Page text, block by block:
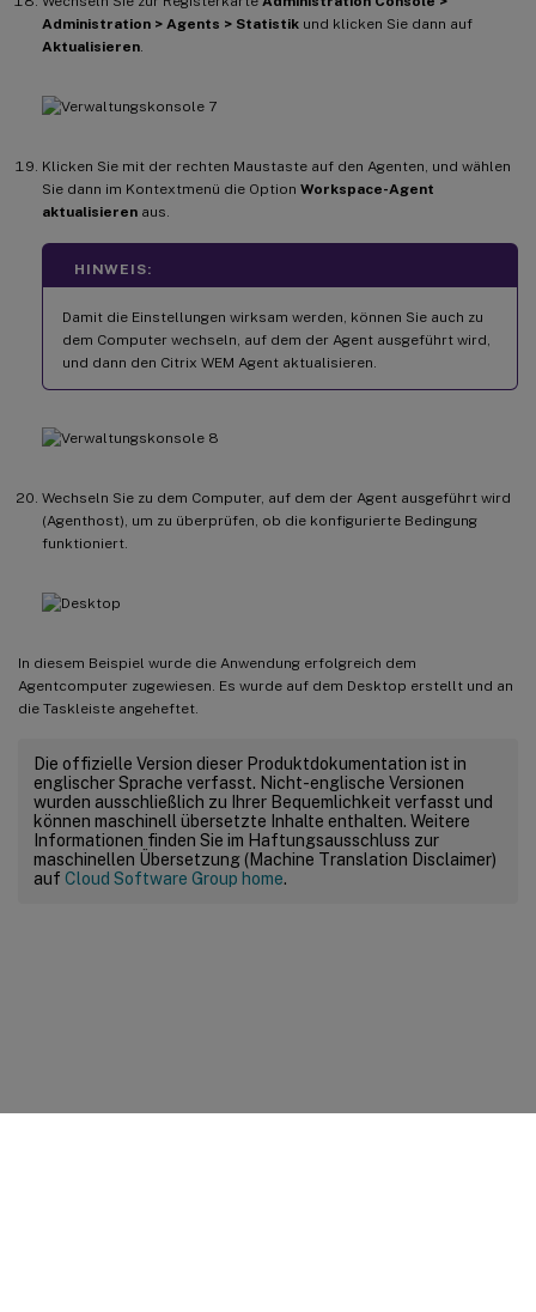
Administration > Agents > Statistik und klicken Sie dann auf
Aktualisieren
Klicken Sie mit der rechten Maustaste auf den Agenten, und wählen
Sie dann im Kontextmenü die Option Workspace-Agent
aktualisieren aus.
HINWEIS:
Damit die Einstellungen wirksam werden, können Sie auch zu
dem Computer wechseln, auf dem der Agent ausgeführt wird,
und dann den Citrix WEM Agent aktualisieren.
Wechseln Sie zu dem Computer, auf dem der Agent ausgeführt wird
(Agenthost), um zu überprüfen, ob die konfigurierte Bedingung
funktioniert.
In diesem Beispiel wurde die Anwendung erfolgreich dem
Agentcomputer zugewiesen. Es wurde auf dem Desktop erstellt und an
die Taskleiste angeheftet.
Die offizielle Version dieser Produktdokumentation ist in
englischer Sprache verfasst. Nicht-englische Versionen
wurden ausschließlich zu Ihrer Bequemlichkeit verfasst und
können maschinell übersetzte Inhalte enthalten. Weitere
Informationen finden Sie im Haftungsausschluss zur
maschinellen Übersetzung (Machine Translation Disclaimer)
auf Cloud Software Group home.